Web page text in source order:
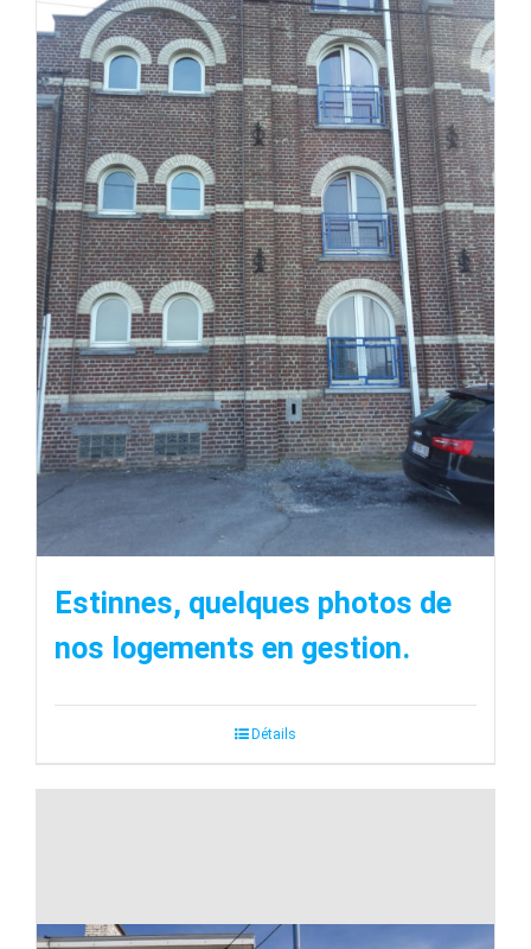
Estinnes, quelques photos de
nos logements en gestion.
Détails